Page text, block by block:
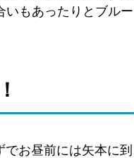
いもあったりとブルー
お昼前には矢本に到